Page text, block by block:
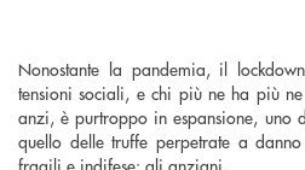
Nonostante la pandemia, il
tensioni sociali, e chi più ne ha più
anzi, è purtroppo in espansione, uno
quello delle truffe perpetrate a